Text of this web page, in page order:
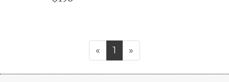
« 1 »